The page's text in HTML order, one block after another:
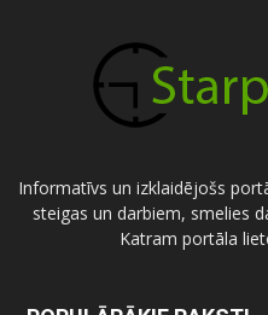
Informatīvs un izklaidējošs
steigas un darbiem, smelies
Katram portāla